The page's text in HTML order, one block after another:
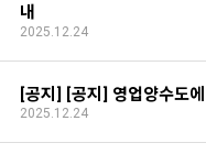
내
2025.12.24
[공지] [공지] 영업양수도
2025.12.24